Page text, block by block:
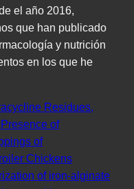
el año 2016,
que han publicado
y nutrición
en los que he
Residues,
of
of
Chickens
of iron-alginate